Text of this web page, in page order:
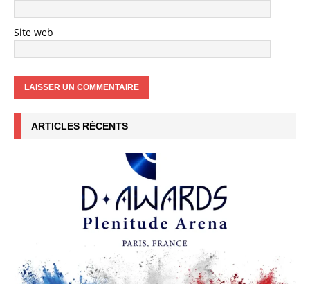
Site web
ARTICLES RÉCENTS